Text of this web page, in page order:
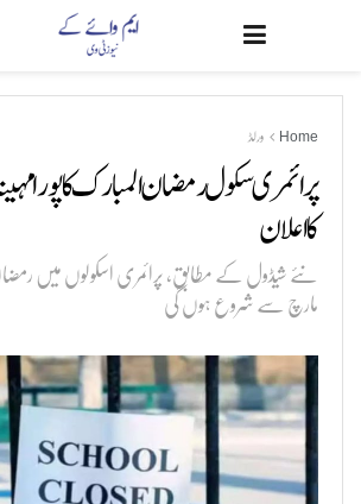
Home ورلڈ
پرائمری سکول رمضان المبارک کا پورا
کا اعلان
مارچ سے شروع ہوں گی